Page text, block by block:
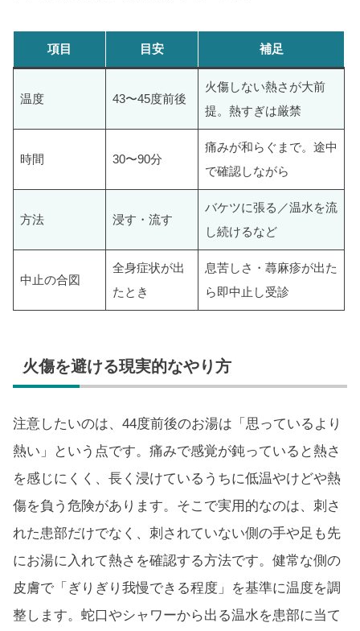
項目 目安 補足
温度 43〜45度前後
火傷しない熱さが大前
提。熱すぎは厳禁
時間 30〜90分
痛みが和らぐまで。途中
で確認しながら
方法 浸す・流す
バケツに張る／温水を流
し続けるなど
中止の合図
全身症状が出
たとき
息苦しさ・蕁麻疹が出た
ら即中止し受診
火傷を避ける現実的なやり方
注意したいのは、44度前後のお湯は「思っているより
熱い」という点です。痛みで感覚が鈍っていると熱さ
を感じにくく、長く浸けているうちに低温やけどや熱
傷を負う危険があります。そこで実用的なのは、刺さ
れた患部だけでなく、刺されていない側の手や足も先
にお湯に入れて熱さを確認する方法です。健常な側の
皮膚で「ぎりぎり我慢できる程度」を基準に温度を調
整します。蛇口やシャワーから出る温水を患部に当て